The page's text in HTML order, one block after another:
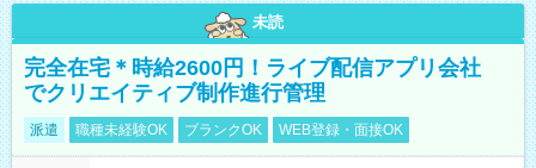
未読
完全在宅＊時給2600円！ライブ配信アプリ会社
でクリエイティブ制作進行管理
派遣 職種未経験OK ブランクOK WEB登録・面接OK